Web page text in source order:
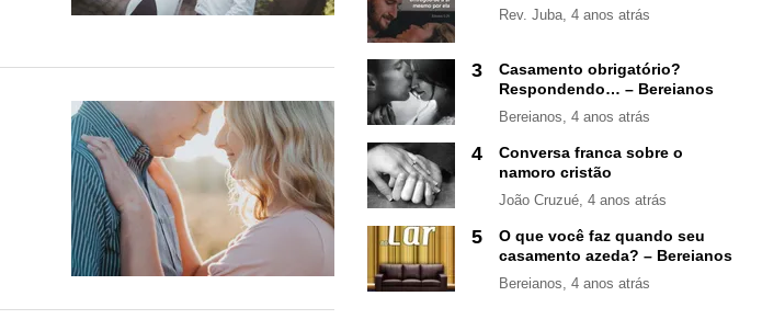
Rev. Juba, 4 anos atrás
3
Casamento obrigatório?
Respondendo… – Bereianos
Bereianos, 4 anos atrás
4
Conversa franca sobre o
namoro cristão
João Cruzué, 4 anos atrás
5
O que você faz quando seu
casamento azeda? – Bereianos
Bereianos, 4 anos atrás